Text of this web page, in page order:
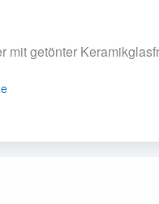
mit getönter